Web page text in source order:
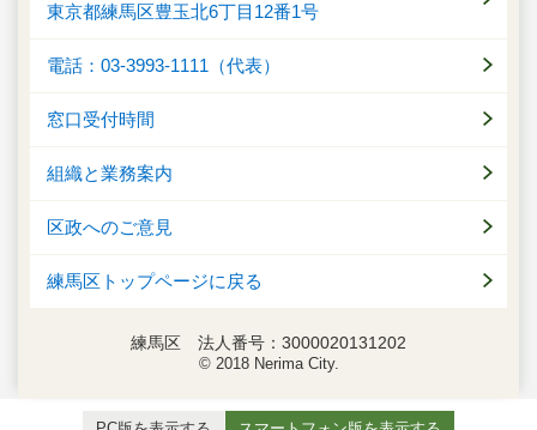
東京都練馬区豊玉北6丁目12番1号
電話：03-3993-1111（代表）
窓口受付時間
組織と業務案内
区政へのご意見
練馬区トップページに戻る
練馬区 法人番号：3000020131202
© 2018 Nerima City.